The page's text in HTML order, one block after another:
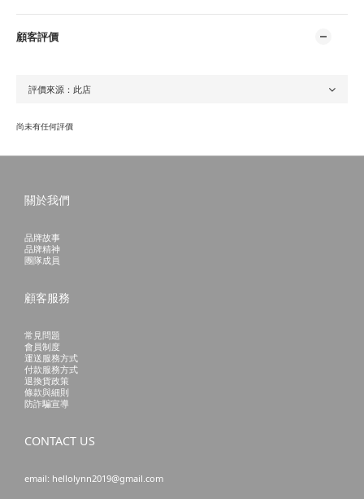
顧客評價
尚未有任何評價
關於我們
品牌故事
品牌精神
團隊成員
顧客服務
常見問題
會員制度
運送服務方式
付款服務方式
退換貨政策
條款與細則
防詐騙宣導
CONTACT US
email: hellolynn2019@gmail.com